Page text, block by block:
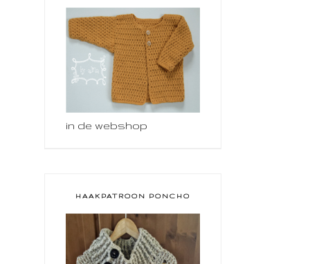
in de webshop
HAAKPATROON PONCHO